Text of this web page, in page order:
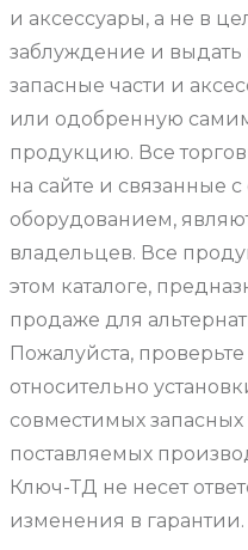
и аксессуары, а не в
заблуждение и
запасные части и
или одобренную
продукцию. Все
на сайте и связанные
оборудованием,
владельцев. Все
этом каталоге,
продаже для
Пожалуйста,
относительно
совместимых запасных
поставляемых
Ключ-ТД не несет
изменения в гарантии.